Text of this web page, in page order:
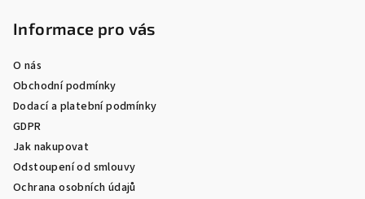
Informace pro vás
O nás
Obchodní podmínky
Dodací a platební podmínky
GDPR
Jak nakupovat
Odstoupení od smlouvy
Ochrana osobních údajů